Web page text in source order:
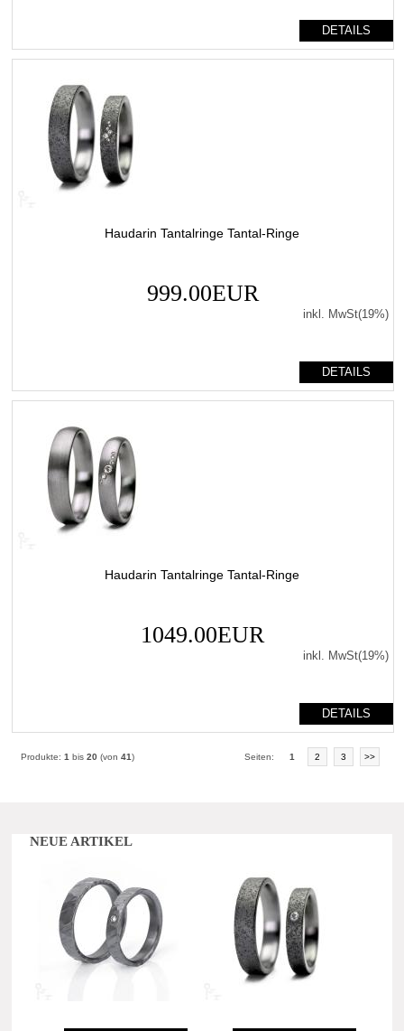
DETAILS
Haudarin Tantalringe Tantal-Ringe
999.00EUR
inkl. MwSt(19%)
DETAILS
Haudarin Tantalringe Tantal-Ringe
1049.00EUR
inkl. MwSt(19%)
DETAILS
Produkte:1 bis20 (von41) Seiten: 1 2 3 >>
NEUE ARTIKEL